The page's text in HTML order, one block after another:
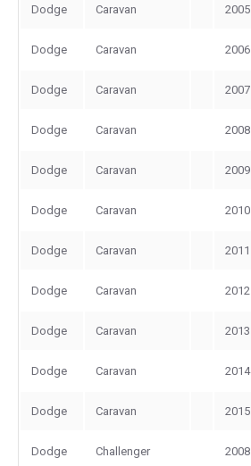
Dodge Caravan 2005
Dodge Caravan 2006
Dodge Caravan 2007
Dodge Caravan 2008
Dodge Caravan 2009
Dodge Caravan 2010
Dodge Caravan 2011
Dodge Caravan 2012
Dodge Caravan 2013
Dodge Caravan 2014
Dodge Caravan 2015
Dodge Challenger 2008